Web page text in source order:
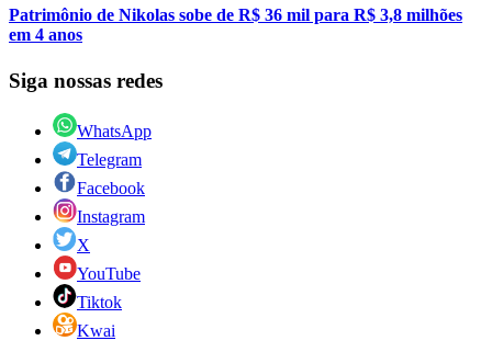
Patrimônio de Nikolas sobe de R$ 36 mil para R$ 3,8 milhões
em 4 anos
Siga nossas redes
WhatsApp
Telegram
Facebook
Instagram
X
YouTube
Tiktok
Kwai